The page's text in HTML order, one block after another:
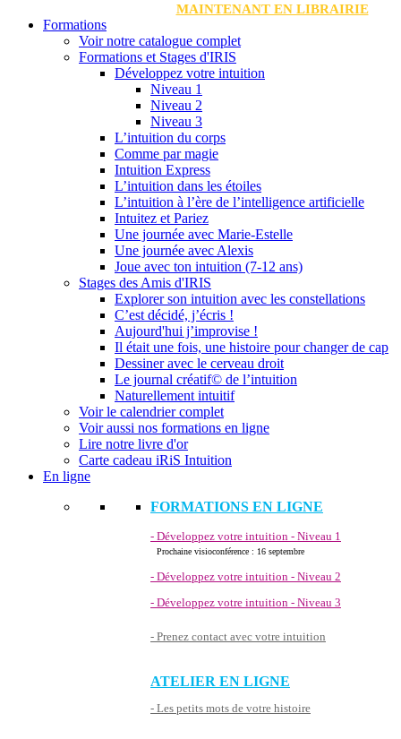
MAINTENANT EN LIBRAIRIE
Formations
Voir notre catalogue complet
Formations et Stages d'IRIS
Développez votre intuition
Niveau 1
Niveau 2
Niveau 3
L’intuition du corps
Comme par magie
Intuition Express
L’intuition dans les étoiles
L’intuition à l’ère de l’intelligence artificielle
Intuitez et Pariez
Une journée avec Marie-Estelle
Une journée avec Alexis
Joue avec ton intuition (7-12 ans)
Stages des Amis d'IRIS
Explorer son intuition avec les constellations
C’est décidé, j’écris !
Aujourd'hui j’improvise !
Il était une fois, une histoire pour changer de cap
Dessiner avec le cerveau droit
Le journal créatif© de l’intuition
Naturellement intuitif
Voir le calendrier complet
Voir aussi nos formations en ligne
Lire notre livre d'or
Carte cadeau iRiS Intuition
En ligne
FORMATIONS EN LIGNE
- Développez votre intuition - Niveau 1
Prochaine visioconférence : 16 septembre
- Développez votre intuition - Niveau 2
- Développez votre intuition - Niveau 3
- Prenez contact avec votre intuition
ATELIER EN LIGNE
- Les petits mots de votre histoire